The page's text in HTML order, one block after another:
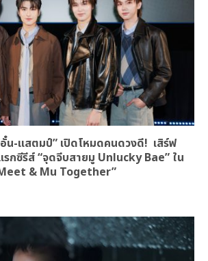
น-แสตมป์” เปิดโหมดคนดวงดี! เสิร์ฟ
กซีรีส์ “จุดจีบสายมู Unlucky Bae” ใน
& Mu Together”